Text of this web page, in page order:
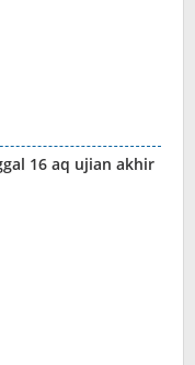
16 aq ujian akhir